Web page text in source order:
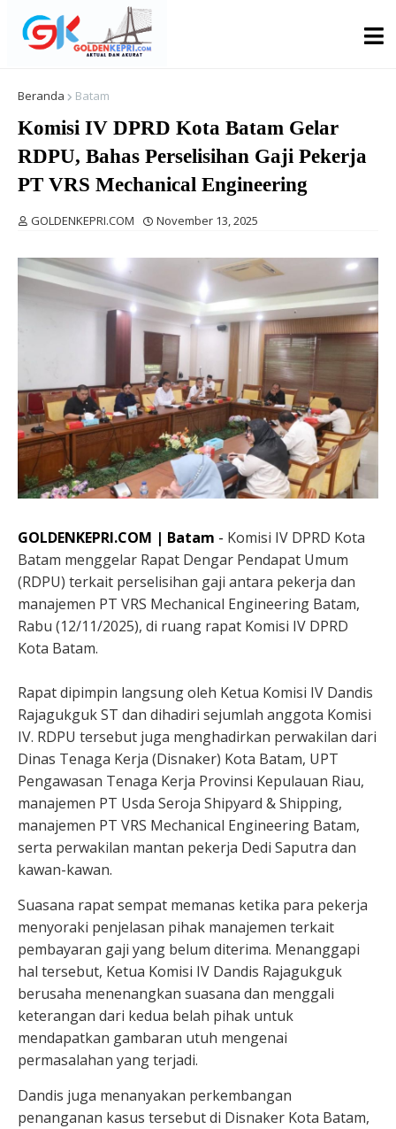
Beranda Batam
Komisi IV DPRD Kota Batam Gelar
RDPU, Bahas Perselisihan Gaji Pekerja
PT VRS Mechanical Engineering
GOLDENKEPRI.COM November 13, 2025
GOLDENKEPRI.COM | Batam - Komisi IV DPRD Kota
Batam menggelar Rapat Dengar Pendapat Umum
(RDPU) terkait perselisihan gaji antara pekerja dan
manajemen PT VRS Mechanical Engineering Batam,
Rabu (12/11/2025), di ruang rapat Komisi IV DPRD
Kota Batam.
Rapat dipimpin langsung oleh Ketua Komisi IV Dandis
Rajagukguk ST dan dihadiri sejumlah anggota Komisi
IV. RDPU tersebut juga menghadirkan perwakilan dari
Dinas Tenaga Kerja (Disnaker) Kota Batam, UPT
Pengawasan Tenaga Kerja Provinsi Kepulauan Riau,
manajemen PT Usda Seroja Shipyard & Shipping,
manajemen PT VRS Mechanical Engineering Batam,
serta perwakilan mantan pekerja Dedi Saputra dan
kawan-kawan.
Suasana rapat sempat memanas ketika para pekerja
menyoraki penjelasan pihak manajemen terkait
pembayaran gaji yang belum diterima. Menanggapi
hal tersebut, Ketua Komisi IV Dandis Rajagukguk
berusaha menenangkan suasana dan menggali
keterangan dari kedua belah pihak untuk
mendapatkan gambaran utuh mengenai
permasalahan yang terjadi.
Dandis juga menanyakan perkembangan
penanganan kasus tersebut di Disnaker Kota Batam,